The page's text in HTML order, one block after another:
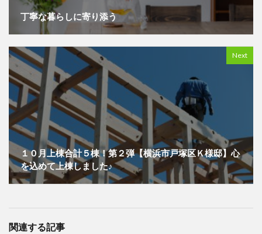
丁寧な暮らしに寄り添う
Next
１０月上棟合計５棟！第２弾【横浜市戸塚区Ｋ様邸】心
を込めて上棟しました♪
関連する記事